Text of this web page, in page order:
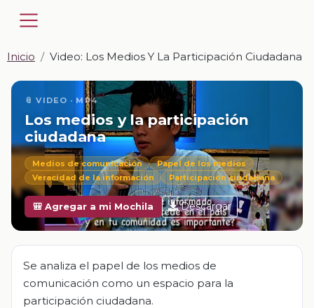
Inicio Video: Los Medios Y La Participación Ciudadana
📎 VIDEO · MP4
Los medios y la participación
ciudadana
Medios de comunicación
Papel de los medios
Veracidad de la información
Participación ciudadana
🎒 Agregar a mi Mochila Descargar
Se analiza el papel de los medios de
comunicación como un espacio para la
participación ciudadana.